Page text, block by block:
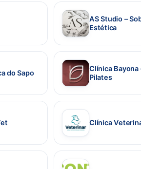
AS Studio –
Estética
(abre em nova aba)
do Sapo
Clínica Bayona
Pilates
(abre em nova aba)
Clínica
(abre em nova aba)